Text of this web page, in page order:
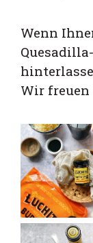
Wenn
Wir freuen